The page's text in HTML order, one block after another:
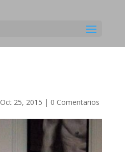
Oct 25, 2015 | 0 Comentarios